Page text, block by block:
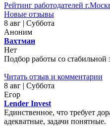
Рейтинг работодателей
Новые отзывы
8 авг | Суббота
Аноним
Вахтман
Нет
Подбор работы со стабильной
Читать отзыв и комментарии
8 авг | Суббота
Егор
Lender Invest
Единственное, что требует
адекватные, задачи понятные.